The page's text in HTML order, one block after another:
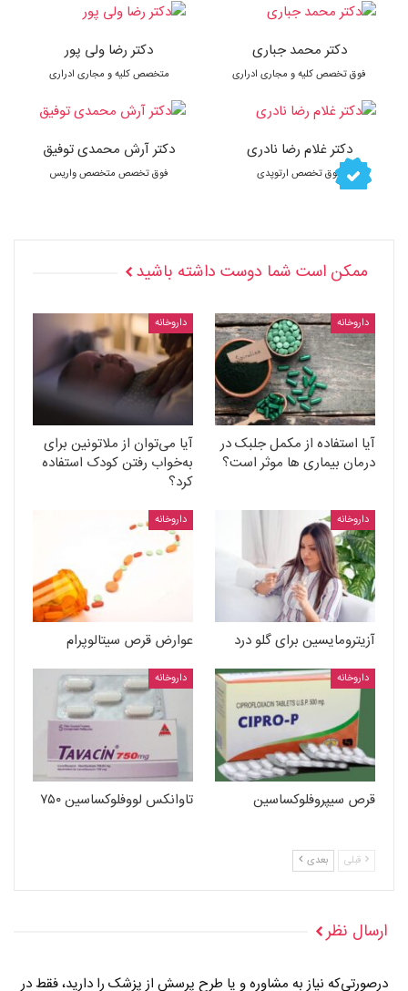
دکتر محمد جباری
فوق تخصص کلیه و مجاری ادراری
دکتر غلام رضا نادری
فوق تخصص ارتوپدی
دکتر رضا ولی پور
متخصص کلیه و مجاری ادراری
دکتر آرش محمدی توفیق
فوق تخصص متخصص واریس
ممکن است شما دوست داشته باشید
داروخانه
آیا استفاده از مکمل جلبک در
درمان بیماری ها موثر است؟
داروخانه
آیا می‌توان از ملاتونین برای
به‌خواب رفتن کودک استفاده
کرد؟
داروخانه
آزیترومایسین برای گلو درد
داروخانه
عوارض قرص سیتالوپرام
داروخانه
قرص سیپروفلوکساسین
داروخانه
تاوانکس لووفلوکساسین ۷۵۰
قبلی بعدی
ارسال نظر
درصورتی‌که نیاز به مشاوره و یا طرح پرسش از پزشک را دارید، فقط در